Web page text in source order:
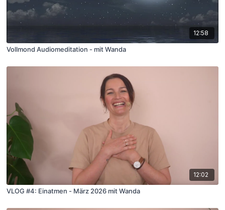
12:58
Vollmond Audiomeditation - mit Wanda
12:02
VLOG #4: Einatmen - März 2026 mit Wanda